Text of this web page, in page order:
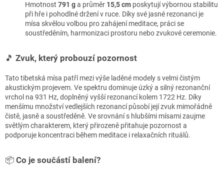
Hmotnost 791 ga průměr 15,5 cm poskytují výbornou stabilitu
při hře i pohodlné držení v ruce. Díky své jasné rezonanci je
mísa skvělou volbou pro zahájení meditace, práci se
soustředěním, harmonizaci prostoru nebo zvukové ceremonie.
🎵 Zvuk, který probouzí pozornost
Tato tibetská mísa patří mezi výše laděné modely s velmi čistým
akustickým projevem. Ve spektru dominuje úzký a silný rezonanční
vrchol na 931 Hz, doplněný vyšší rezonancí kolem 1722 Hz. Díky
menšímu množství vedlejších rezonancí působí její zvuk mimořádně
čistě, jasně a soustředěně. Ve srovnání s hlubšími mísami zaujme
světlým charakterem, který přirozeně přitahuje pozornost a
podporuje koncentraci během meditace i relaxačních rituálů.
📦 Co je součástí balení?